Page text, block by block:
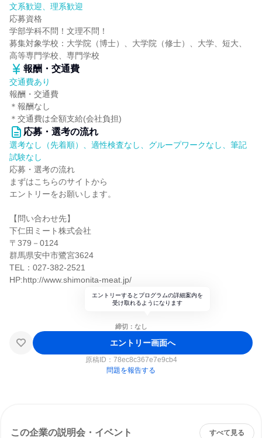
文系歓迎、理系歓迎
応募資格
学部学科不問！文理不問！
募集対象学校：大学院（博士）、大学院（修士）、大学、短大、
高等専門学校、専門学校
報酬・交通費
交通費あり
報酬・交通費
＊報酬なし
＊交通費は全額支給(会社負担)
応募・選考の流れ
選考なし（先着順）、適性検査なし、グループワークなし、筆記
試験なし
応募・選考の流れ
まずはこちらのサイトから
エントリーをお願いします。
【問い合わせ先】
下仁田ミート株式会社
〒379－0124
群馬県安中市鷺宮3624
TEL：027-382-2521
HP:http://www.shimonita-meat.jp/
エントリーするとプログラムの詳細案内を
受け取れるようになります
締切：なし
エントリー画面へ
原稿ID： 78ec8c367e7e9cb4
問題を報告する
この企業の説明会・イベント すべて見る